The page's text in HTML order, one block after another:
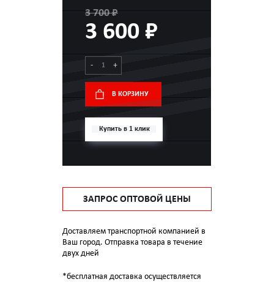
3 700 ₽
3 600 ₽
- +
В КОРЗИНУ
Купить в 1 клик
ЗАПРОС ОПТОВОЙ ЦЕНЫ
Доставляем транспортной компанией в
Ваш город. Отправка товара в течение
двух дней
*бесплатная доставка осуществляется